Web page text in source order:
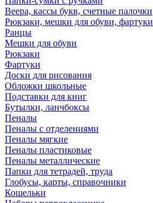
Веера, кассы букв, счетные палочки
Рюкзаки, мешки для обуви, фартуки
Ранцы
Мешки для обуви
Рюкзаки
Фартуки
Доски для рисования
Обложки школьные
Подставки для книг
Бутылки, ланчбоксы
Пеналы
Пеналы с отделениями
Пеналы мягкие
Пеналы пластиковые
Пеналы металлические
Папки для тетрадей, труда
Глобусы, карты, справочники
Кошельки